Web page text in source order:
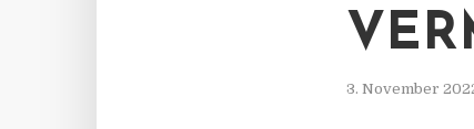
3. November